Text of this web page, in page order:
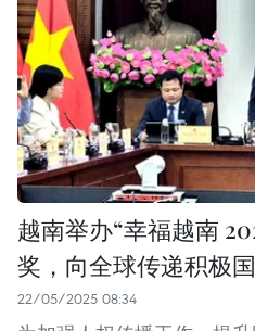
越南举办“幸福越南
奖，向全球传递积极
22/05/2025 08:34